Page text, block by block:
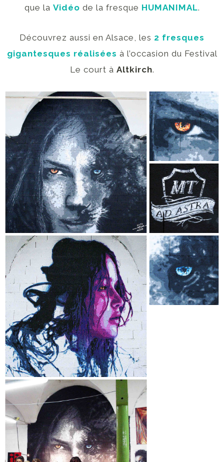
que la Vidéo de la fresque HUMANIMAL.
Découvrez aussi en Alsace, les 2 fresques
gigantesques réalisées à l’occasion du Festival
Le court à Altkirch.